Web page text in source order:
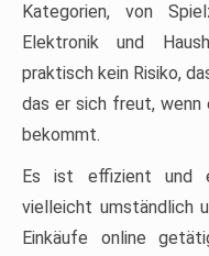
Kategorien, von
Elektronik und
praktisch kein Risiko,
das er sich freut, wenn
bekommt.
Es ist effizient und
vielleicht umständlich
Einkäufe online